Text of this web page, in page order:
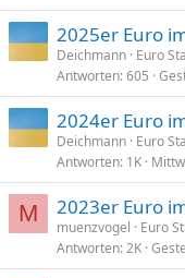
2025er Euro
Deichmann Euro
Antworten 605
2024er Euro
Deichmann Euro
Antworten 1K
M 2023er Euro
muenzvogel
Euro
Antworten 2K